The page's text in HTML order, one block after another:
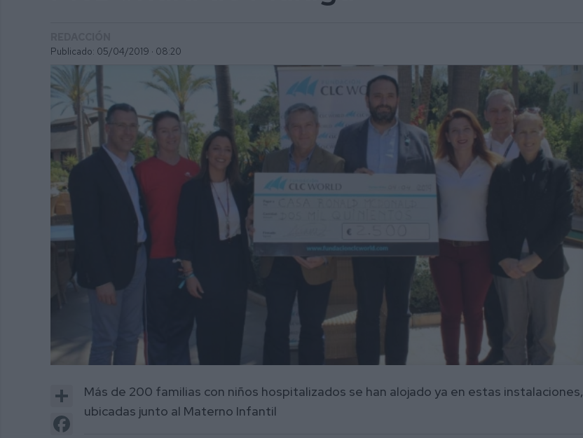
Publicado: 05/04/2019 · 08:20
Share
Facebook
Más de 200 familias con niños hospitalizados se han alojado ya en estas instalaciones,
ubicadas junto al Materno Infantil